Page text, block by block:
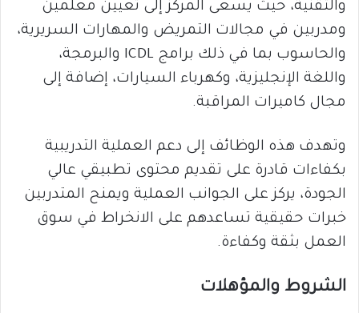
والتقنية، حيث يسعى المركز إلى تعيين معلمين
ومدربين في مجالات التمريض والمهارات السريرية،
والحاسوب بما في ذلك برامج ICDL والبرمجة،
واللغة الإنجليزية، وكهرباء السيارات، إضافة إلى
مجال كاميرات المراقبة.
وتهدف هذه الوظائف إلى دعم العملية التدريبية
بكفاءات قادرة على تقديم محتوى تطبيقي عالي
الجودة، يركز على الجوانب العملية ويمنح المتدربين
خبرات حقيقية تساعدهم على الانخراط في سوق
العمل بثقة وكفاءة.
الشروط والمؤهلات